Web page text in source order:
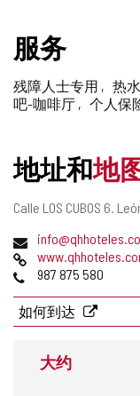
游
印
章
服务
残障人士专用 热水
吧-咖啡厅
个人保
地址和地
邮
地
址
Calle LOS CUBOS 6.
电
子
邮
地
址
网
页
电
987 875 580
如何到达
大约